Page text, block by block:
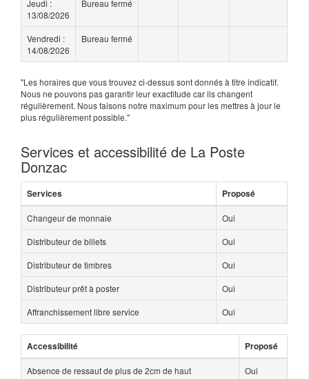
Jeudi :
13/08/2026
Bureau fermé
Vendredi :
14/08/2026
Bureau fermé
"Les horaires que vous trouvez ci-dessus sont donnés à titre indicatif.
Nous ne pouvons pas garantir leur exactitude car ils changent
régulièrement. Nous faisons notre maximum pour les mettres à jour le
plus régulièrement possible."
Services et accessibilité de La Poste
Donzac
Services Proposé
Changeur de monnaie
Oui
Distributeur de billets
Oui
Distributeur de timbres
Oui
Distributeur prêt à poster
Oui
Affranchissement libre service
Oui
Accessibilité Proposé
Absence de ressaut de plus de 2cm de haut
Oui